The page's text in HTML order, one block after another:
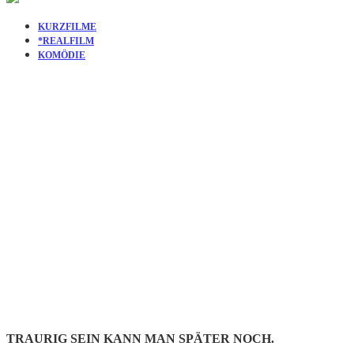
KURZFILME
*REALFILM
KOMÖDIE
TRAURIG SEIN KANN MAN SPÄTER NOCH.